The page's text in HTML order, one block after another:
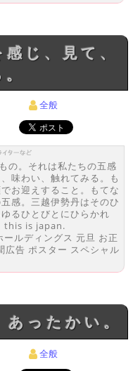
全般
の。それは私たちの五感
味わい、触れてみる。も
お迎えすること。もてな
感。三越伊勢丹はそのひ
るひとびとにひらかれ
this is japan.
ルディングス 元旦 お正
広告 ポスター スペシャル
あったかい。
全般